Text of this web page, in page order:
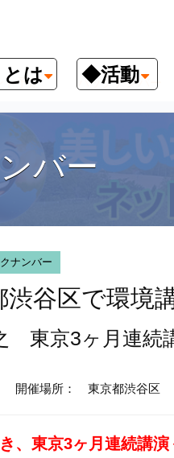
は ◆活動
ト予定 バックナンバー
バー
ナンバー
谷区で環境
東京3ヶ月連続
開催場所： 東京都渋谷区
、東京3ヶ月連続講演